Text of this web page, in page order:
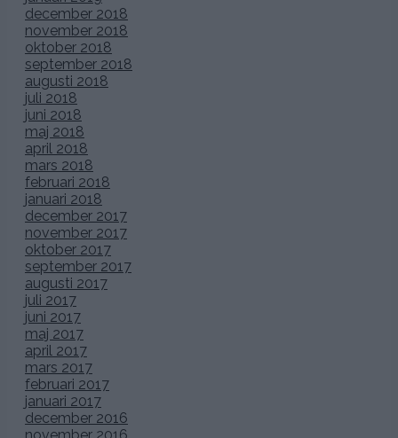
december 2018
november 2018
oktober 2018
september 2018
augusti 2018
juli 2018
juni 2018
maj 2018
april 2018
mars 2018
februari 2018
januari 2018
december 2017
november 2017
oktober 2017
september 2017
augusti 2017
juli 2017
juni 2017
maj 2017
april 2017
mars 2017
februari 2017
januari 2017
december 2016
november 2016